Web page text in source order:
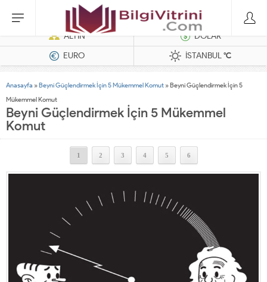
Dizel Jeneratörler
ALTIN
DOLAR
EURO
İSTANBUL°C
Anasayfa »Beyni Güçlendirmek İçin 5 Mükemmel Komut »Beyni Güçlendirmek İçin 5
Mükemmel Komut
Beyni Güçlendirmek İçin 5 Mükemmel
Komut
1 2 3 4 5 6